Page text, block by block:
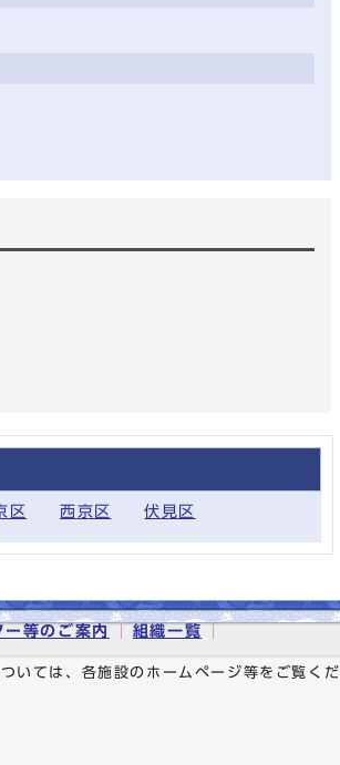
区 西京区 伏見区
等のご案内 組織一覧
いては、各施設のホームページ等をご覧くだ